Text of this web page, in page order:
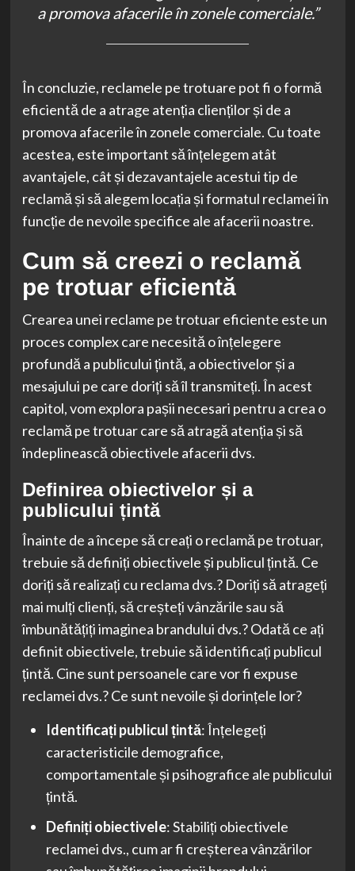
a promova afacerile în zonele comerciale.”
În concluzie, reclamele pe trotuare pot fi o formă
eficientă de a atrage atenția clienților și de a
promova afacerile în zonele comerciale. Cu toate
acestea, este important să înțelegem atât
avantajele, cât și dezavantajele acestui tip de
reclamă și să alegem locația și formatul reclamei în
funcție de nevoile specifice ale afacerii noastre.
Cum să creezi o reclamă
pe trotuar eficientă
Crearea unei reclame pe trotuar eficiente este un
proces complex care necesită o înțelegere
profundă a publicului țintă, a obiectivelor și a
mesajului pe care doriți să îl transmiteți. În acest
capitol, vom explora pașii necesari pentru a crea o
reclamă pe trotuar care să atragă atenția și să
îndeplinească obiectivele afacerii dvs.
Definirea obiectivelor și a
publicului țintă
Înainte de a începe să creați o reclamă pe trotuar,
trebuie să definiți obiectivele și publicul țintă. Ce
doriți să realizați cu reclama dvs.? Doriți să atrageți
mai mulți clienți, să creșteți vânzările sau să
îmbunătățiți imaginea brandului dvs.? Odată ce ați
definit obiectivele, trebuie să identificați publicul
țintă. Cine sunt persoanele care vor fi expuse
reclamei dvs.? Ce sunt nevoile și dorințele lor?
Identificați publicul țintă: Înțelegeți
caracteristicile demografice,
comportamentale și psihografice ale publicului
țintă.
Definiți obiectivele: Stabiliți obiectivele
reclamei dvs., cum ar fi creșterea vânzărilor